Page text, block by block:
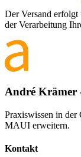
Der Versand
der Verarbeitung
André Krämer
Praxiswissen in
MAUI erweitern.
Kontakt